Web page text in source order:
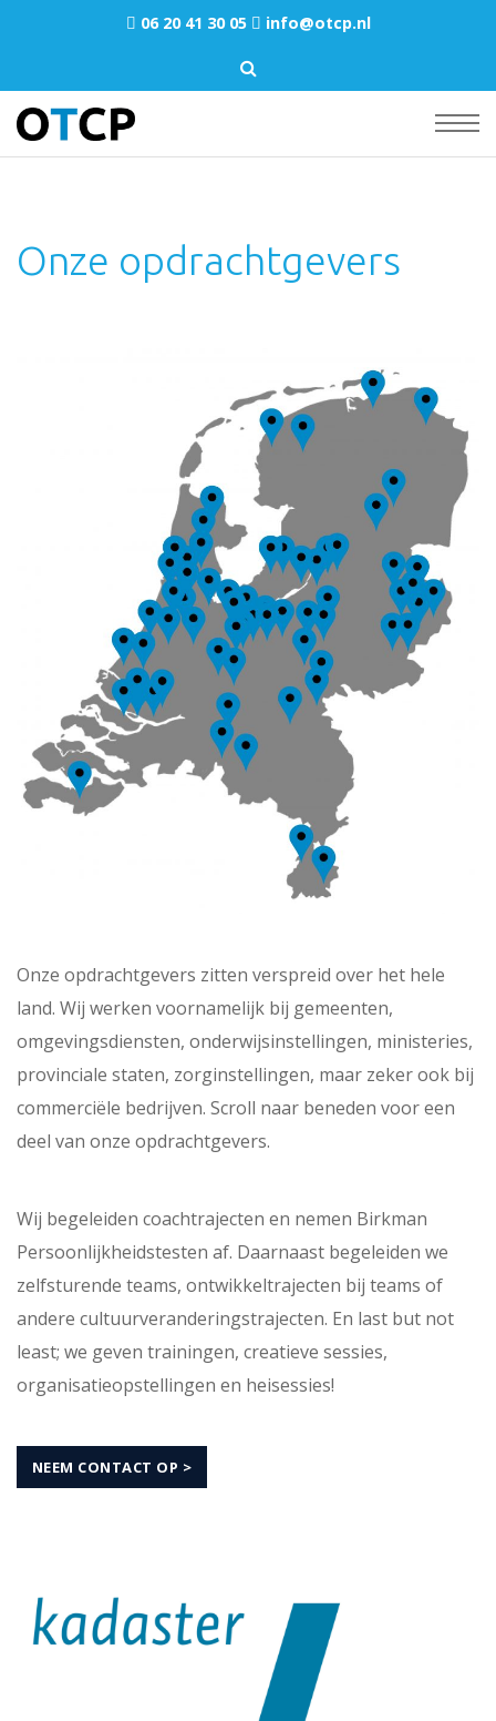
06 20 41 30 05 info@otcp.nl
Onze opdrachtgevers
Onze opdrachtgevers zitten verspreid over het hele
land. Wij werken voornamelijk bij gemeenten,
omgevingsdiensten, onderwijsinstellingen, ministeries,
provinciale staten, zorginstellingen, maar zeker ook bij
commerciële bedrijven. Scroll naar beneden voor een
deel van onze opdrachtgevers.
Wij begeleiden coachtrajecten en nemen Birkman
Persoonlijkheidstesten af. Daarnaast begeleiden we
zelfsturende teams, ontwikkeltrajecten bij teams of
andere cultuurveranderingstrajecten. En last but not
least; we geven trainingen, creatieve sessies,
organisatieopstellingen en heisessies!
NEEM CONTACT OP >